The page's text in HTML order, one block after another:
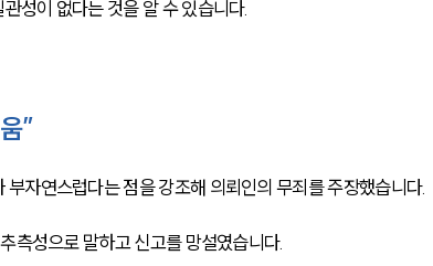
성이 없다는 것을 알 수 있습니다.
”
자연스럽다는 점을 강조해 의뢰인의 무죄를 주장했습니다.
측성으로 말하고 신고를 망설였습니다.